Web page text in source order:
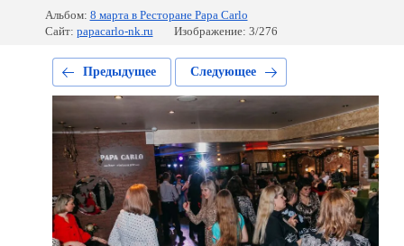
Альбом: 8 марта в Ресторане Papa Carlo
Сайт: papacarlo-nk.ru Изображение: 3/276
Предыдущее Следующее